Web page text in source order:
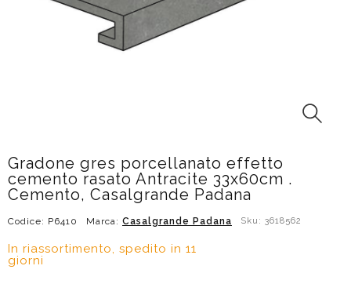
Gradone gres porcellanato effetto
cemento rasato Antracite 33x60cm .
Cemento, Casalgrande Padana
Codice: P6410 Marca: Casalgrande Padana Sku: 3618562
In riassortimento, spedito in 11
giorni